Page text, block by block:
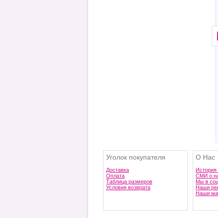
Уголок покупателя
Доставка
Оплата
Таблица размеров
Условия возврата
О Нас
История
СМИ о
Мы в
Наши
Наши